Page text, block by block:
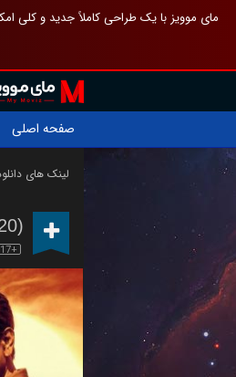
مای موویز با یک طراحی کاملاً جدید و کلی
صفحه اصلی
لینک های
17+